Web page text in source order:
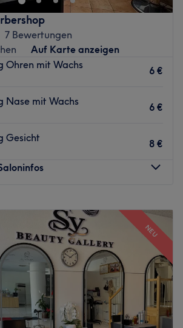
7 Bewertungen
Auf Karte anzeigen
Ohren mit Wachs
6 €
Nase mit Wachs
6 €
Gesicht
8 €
09:30 –19:00
19:00
09:30
09:30–
09:30–18:00
Geschlossen
Adam Cut in München bietet
NEU